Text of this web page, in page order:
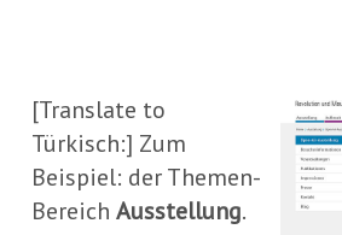
[Translate to
Türkisch:] Zum
Beispiel: der Themen-
Bereich Ausstellung.